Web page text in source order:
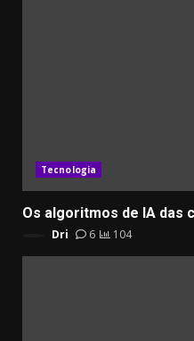
Tecnologia
Os algoritmos de IA das
Dri 6 104